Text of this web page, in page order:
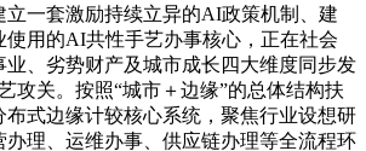
立一套激励持续立异的AI政策机制、建
使用的AI共性手艺办事核心，正在社会
业、劣势财产及城市成长四大维度同步发
攻关。按照“城市＋边缘”的总体结构扶
布式边缘计较核心系统，聚焦行业设想研
办理、运维办事、供应链办理等全流程环